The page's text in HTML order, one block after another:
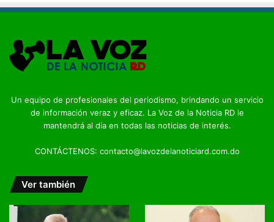
Un equipo de profesionales del periodismo, brindando un servicio
de información veraz y eficaz. La Voz de la Noticia RD le
mantendrá al día en todas las noticias de interés.
CONTÁCTENOS: contacto@lavozdelanoticiard.com.do
Ver también